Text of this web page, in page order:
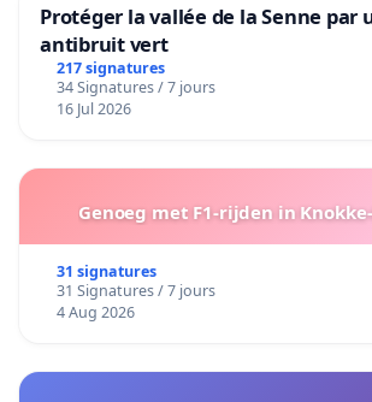
Protéger la vallée de la Senne par
antibruit vert
217 signatures
34 Signatures / 7 jours
16 Jul 2026
Genoeg met F1-rijden in
31 signatures
31 Signatures / 7 jours
4 Aug 2026